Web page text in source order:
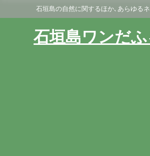
石垣島の自然に関するほか､あらゆる
石垣島ワンだ